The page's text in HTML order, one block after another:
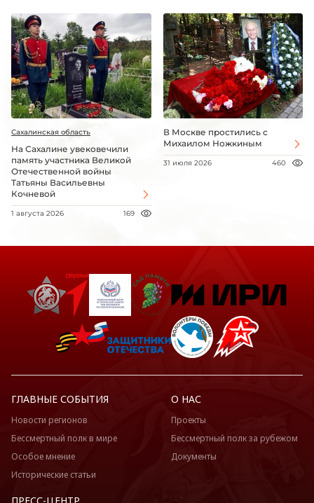
Сахалинская область
На Сахалине увековечили
память участника Великой
Отечественной войны
Татьяны Васильевны
Кочневой
1 августа 2026 169
В Москве простились с
Михаилом Ножкиным
31 июля 2026 460
ГЛАВНЫЕ СОБЫТИЯ
Новости регионов
Бессмертный полк в мире
Особое мнение
Исторические статьи
О НАС
Проекты
Бессмертный полк за рубежом
Документы